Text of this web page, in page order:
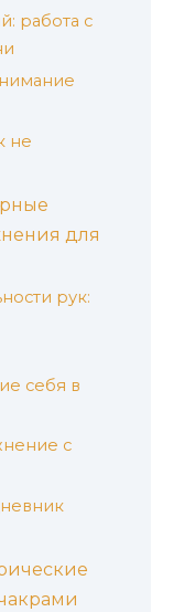
работа с
не
для
рук:
себя в
с